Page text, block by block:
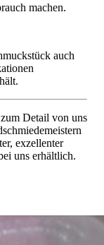
machen.
auch
Detail von uns
exzellenter
uns erhältlich.
Armband